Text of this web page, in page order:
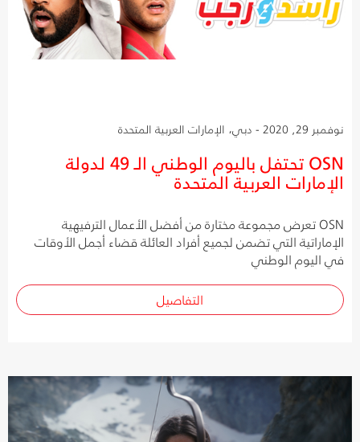
نوفمبر 29, 2020 - دبي، الإمارات العربية المتحدة
OSN تحتفل باليوم الوطني الـ 49 لدولة
الإمارات العربية المتحدة
OSN تعرض مجموعة مختارة من أفضل الأعمال الترفيهية
الإماراتية التي تضمن لجميع أفراد العائلة قضاء أجمل الأوقات
في اليوم الوطني
التفاصيل